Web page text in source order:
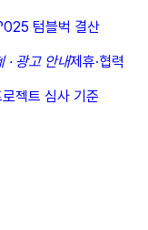
텀블벅 결산
· 광고 안내제휴·협력
젝트 심사 기준